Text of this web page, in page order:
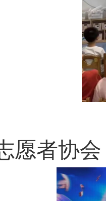
愿者协会